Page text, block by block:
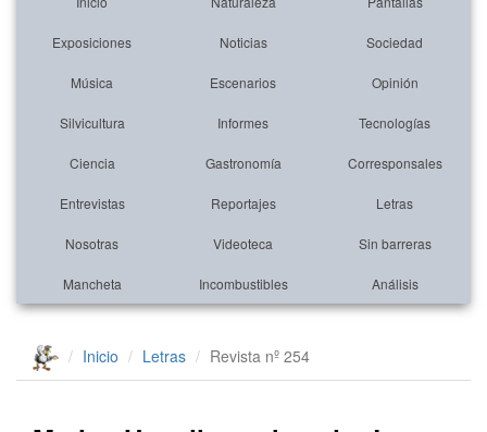
Exposiciones Noticias Sociedad
Música Escenarios Opinión
Silvicultura Informes Tecnologías
Ciencia Gastronomía Corresponsales
Entrevistas Reportajes Letras
Nosotras Videoteca Sin barreras
Mancheta Incombustibles Análisis
Inicio Letras Revista nº 254